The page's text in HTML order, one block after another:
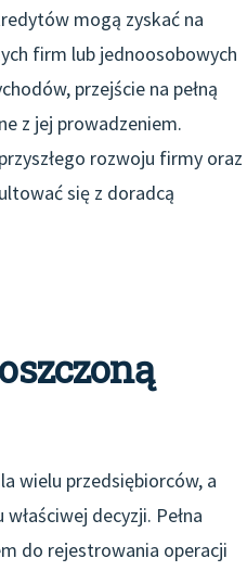
mogą zyskać na
firm lub jednoosobowych
przejście na pełną
z jej prowadzeniem.
rozwoju firmy oraz
się z doradcą
wielu przedsiębiorców, a
decyzji. Pełna
do rejestrowania operacji